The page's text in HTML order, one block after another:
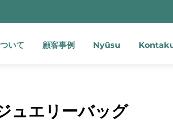
いて 顧客事例 Nyūsu
ュエリーバッグ